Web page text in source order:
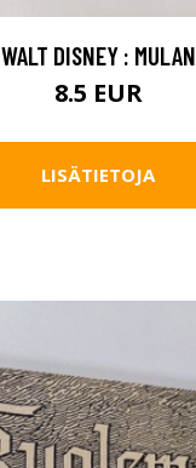
WALT DISNEY : MULAN
8.5 EUR
LISÄTIETOJA